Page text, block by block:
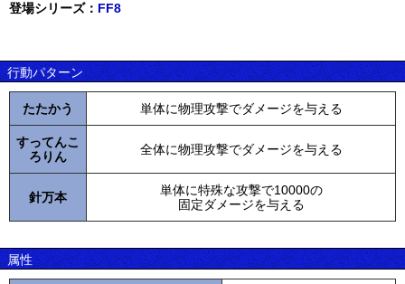
登場シリーズ： FF8
行動パターン
たたかう 単体に物理攻撃でダメージを与える
すってんこ
ろりん
全体に物理攻撃でダメージを与える
針万本
単体に特殊な攻撃で10000の
固定ダメージを与える
属性